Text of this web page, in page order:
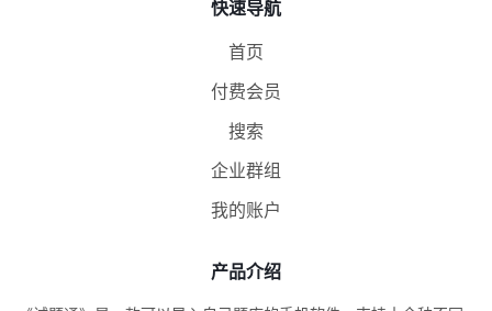
快速导航
首页
付费会员
搜索
企业群组
我的账户
产品介绍